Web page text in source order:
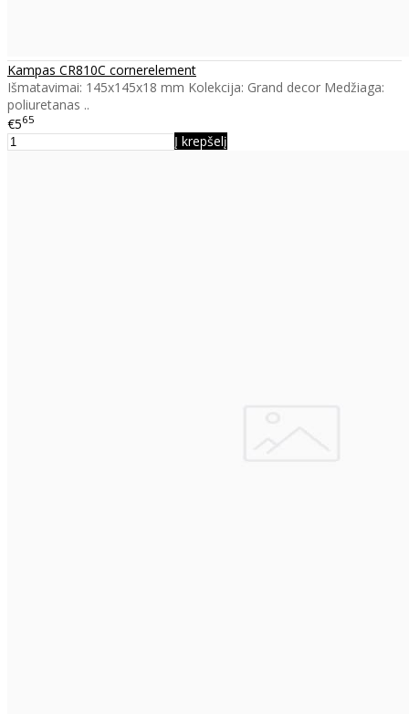
Kampas CR810C cornerelement
Išmatavimai: 145x145x18 mm Kolekcija: Grand decor Medžiaga:
poliuretanas ..
€565
Į krepšelį